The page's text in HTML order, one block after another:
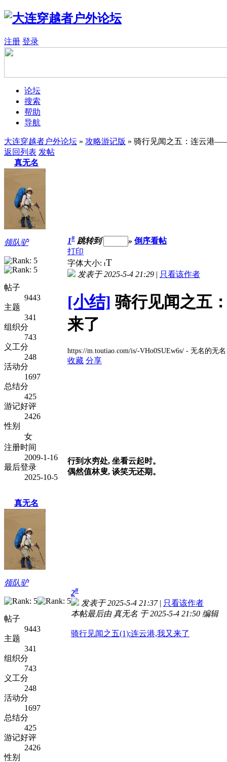
注册 登录
论坛
搜索
帮助
导航
大连穿越者户外论坛 » 攻略游记版 » 骑行见闻之五：连云港
返回列表 发帖
真无名
领队驴
帖子
9443
主题
341
组织分
743
义工分
248
活动分
1697
总结分
425
游记好评
2426
性别
女
注册时间
2009-1-16
最后登录
2025-10-5
1# 跳转到 » 倒序看帖
打印
字体大小: tT
发表于 2025-5-4 21:29 | 只看该作者
[小结] 骑行见闻之五
来了
https://m.toutiao.com/is/-VHo0SUEw6s/ - 无名的
收藏 分享
行到水穷处, 坐看云起时。
偶然值林叟, 谈笑无还期。
真无名
领队驴
帖子
9443
主题
341
组织分
743
义工分
248
活动分
1697
总结分
425
游记好评
2426
性别
2#
发表于 2025-5-4 21:37| 只看该作者
本帖最后由 真无名 于 2025-5-4 21:50 编辑
骑行见闻之五(1):连云港,我又来了